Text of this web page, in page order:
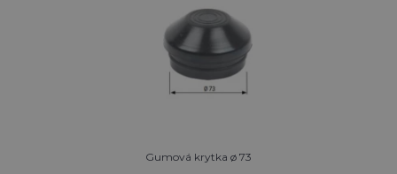
Gumová krytka ø 73